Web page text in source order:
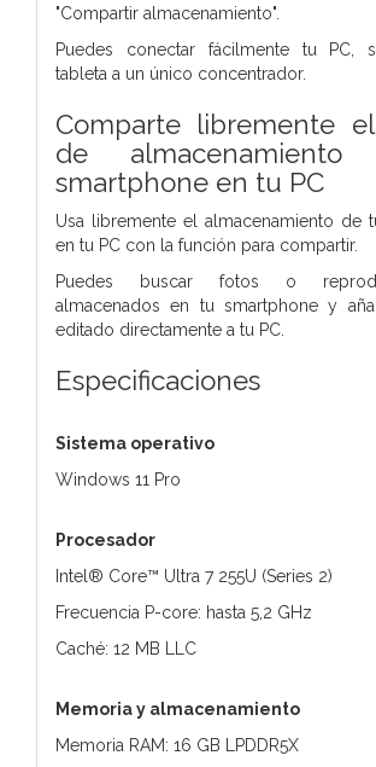
"Compartir almacenamiento".
Puedes conectar fácilmente tu PC,
tableta a un único concentrador.
Comparte libremente
de
smartphone en tu PC
Usa libremente el almacenamiento de
en tu PC con la función para compartir.
Puedes buscar fotos o
almacenados en tu smartphone y
editado directamente a tu PC.
Especificaciones
Sistema operativo
Windows 11 Pro
Procesador
Intel® Core™ Ultra 7 255U (Series 2)
Frecuencia P-core: hasta 5,2 GHz
Caché: 12 MB LLC
Memoria y almacenamiento
Memoria RAM: 16 GB LPDDR5X